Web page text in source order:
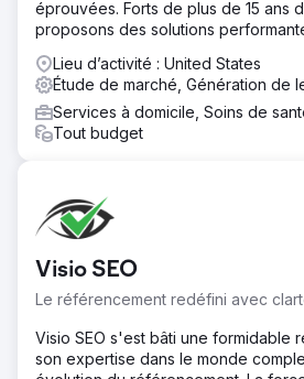
éprouvées. Forts de plus de 15 ans
proposons des solutions
Lieu d’activité : United States
Étude de marché, Génération de
Services à domicile, Soins de
Tout budget
Visio SEO
Le référencement redéfini avec
Visio SEO s'est bâti une formidable
son expertise dans le monde